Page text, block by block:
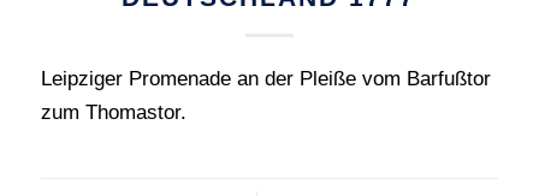
Leipziger Promenade an der Pleiße vom Barfußtor
zum Thomastor.